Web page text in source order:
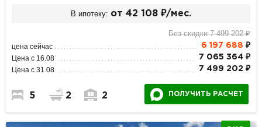
В ипотеку: от 42 108 ₽/мес.
Без скидки 7 499 202 ₽
цена сейчас 6 197 688 ₽
Цена с 16.08 7 065 364 ₽
Цена с 31.08 7 499 202 ₽
5 2 2 ПОЛУЧИТЬ РАСЧЕТ